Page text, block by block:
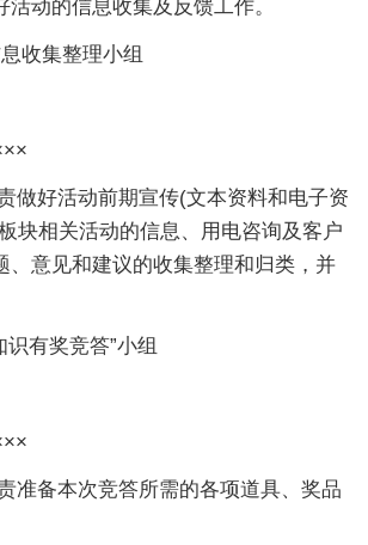
动的信息收集及反馈工作。
集整理小组
好活动前期宣传(文本资料和电子资
块相关活动的信息、用电咨询及客户
、意见和建议的收集整理和归类，并
有奖竞答”小组
备本次竞答所需的各项道具、奖品